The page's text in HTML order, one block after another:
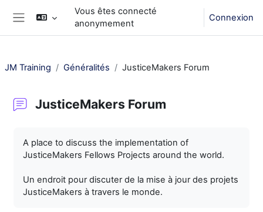
Passer au contenu principal
Panneau latéral
Vous êtes connecté
anonymement
Connexion
JM Training Généralités JusticeMakers Forum
JusticeMakers Forum
A place to discuss the implementation of
JusticeMakers Fellows Projects around the world.
Un endroit pour discuter de la mise à jour des projets
JusticeMakers à travers le monde.